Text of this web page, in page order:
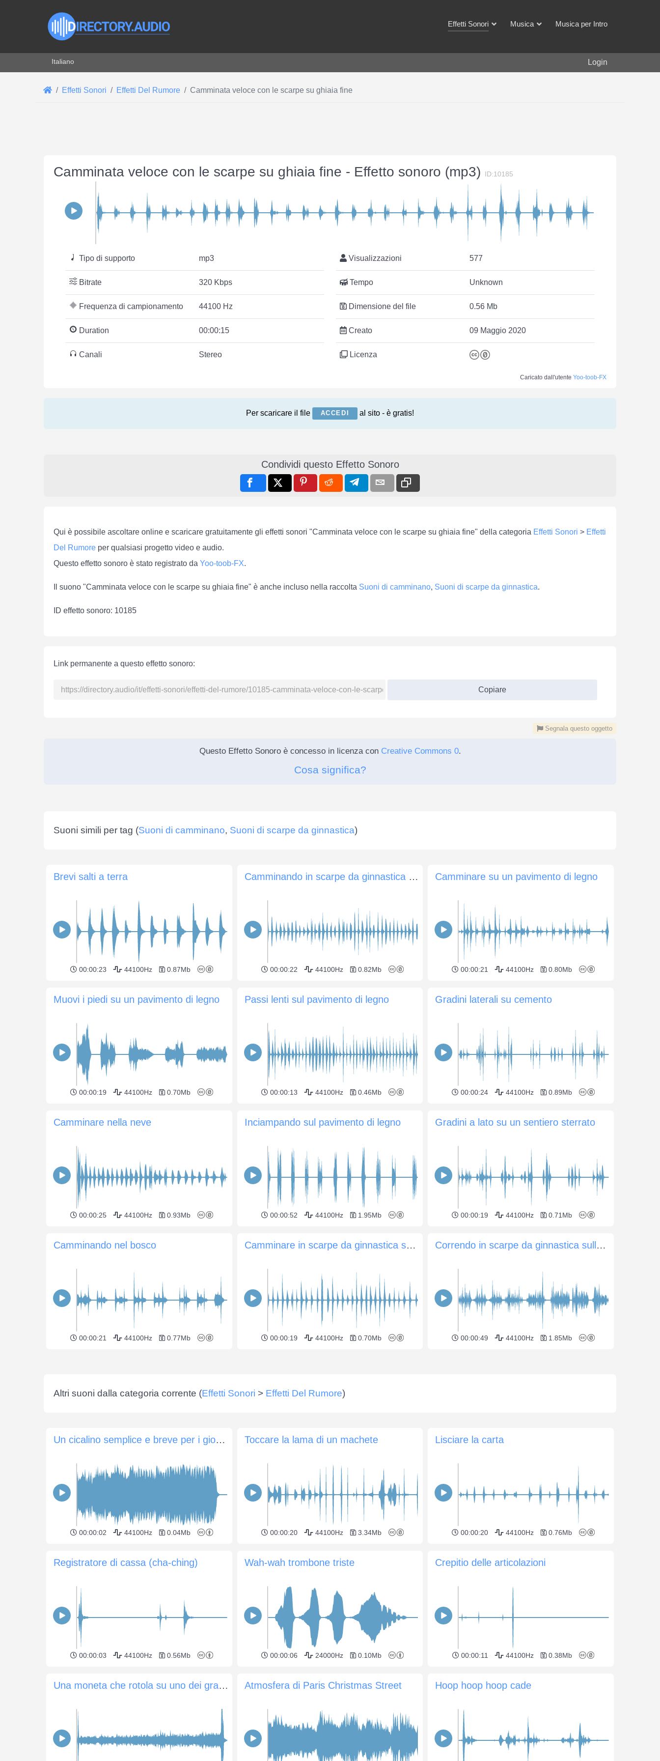
Effetti Sonori Musica Musica per Intro
Seleziona la tua lingua
Italiano Login
Effetti Sonori Effetti Del Rumore Camminata veloce con le scarpe su ghiaia fine
Camminata veloce con le scarpe su ghiaia fine - Effetto sonoro (mp3) ID:10185
Tipo di supporto mp3
Bitrate 320 Kbps
Frequenza di campionamento 44100 Hz
Duration 00:00:15
Canali Stereo
Visualizzazioni 577
Tempo Unknown
Dimensione del file 0.56 Mb
Creato 09 Maggio 2020
Licenza
Caricato dall'utente Yoo-toob-FX
Per scaricare il file ACCEDI al sito - è gratis!
Condividi questo Effetto Sonoro
Qui è possibile ascoltare online e scaricare gratuitamente gli effetti sonori "Camminata veloce con le scarpe su ghiaia fine" della categoria Effetti Sonori > Effetti
Del Rumore per qualsiasi progetto video e audio.
Questo effetto sonoro è stato registrato da Yoo-toob-FX.
Il suono "Camminata veloce con le scarpe su ghiaia fine" è anche incluso nella raccolta Suoni di camminano, Suoni di scarpe da ginnastica.
ID effetto sonoro: 10185
Link permanente a questo effetto sonoro:
Copiare
Segnala questo oggetto
Questo Effetto Sonoro è concesso in licenza con Creative Commons 0.
Cosa significa?
Suoni simili per tag (Suoni di camminano, Suoni di scarpe da ginnastica)
Brevi salti a terra
00:00:23 44100Hz 0.87Mb
Camminando in scarpe da ginnastica sulla ghiaia
00:00:22 44100Hz 0.82Mb
Camminare su un pavimento di legno
00:00:21 44100Hz 0.80Mb
Muovi i piedi su un pavimento di legno
00:00:19 44100Hz 0.70Mb
Passi lenti sul pavimento di legno
00:00:13 44100Hz 0.46Mb
Gradini laterali su cemento
00:00:24 44100Hz 0.89Mb
Camminare nella neve
00:00:25 44100Hz 0.93Mb
Inciampando sul pavimento di legno
00:00:52 44100Hz 1.95Mb
Gradini a lato su un sentiero sterrato
00:00:19 44100Hz 0.71Mb
Camminando nel bosco
00:00:21 44100Hz 0.77Mb
Camminare in scarpe da ginnastica su un pavimento di legno
00:00:19 44100Hz 0.70Mb
Correndo in scarpe da ginnastica sulla ghiaia
00:00:49 44100Hz 1.85Mb
Altri suoni dalla categoria corrente (Effetti Sonori > Effetti Del Rumore)
Un cicalino semplice e breve per i giochi a premi
00:00:02 44100Hz 0.04Mb
Toccare la lama di un machete
00:00:20 44100Hz 3.34Mb
Lisciare la carta
00:00:20 44100Hz 0.76Mb
Registratore di cassa (cha-ching)
00:00:03 44100Hz 0.56Mb
Wah-wah trombone triste
00:00:06 24000Hz 0.10Mb
Crepitio delle articolazioni
00:00:11 44100Hz 0.38Mb
Una moneta che rotola su uno dei grandi imbuti a spirale Atmosfera di Paris Christmas Street Hoop hoop hoop cade